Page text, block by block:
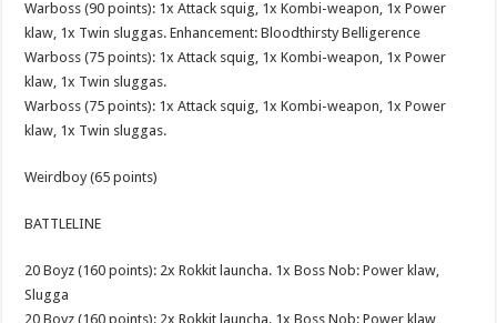
Warboss (90 points): 1x Attack squig, 1x Kombi-weapon, 1x Power
klaw, 1x Twin sluggas. Enhancement: Bloodthirsty Belligerence
Warboss (75 points): 1x Attack squig, 1x Kombi-weapon, 1x Power
klaw, 1x Twin sluggas.
Warboss (75 points): 1x Attack squig, 1x Kombi-weapon, 1x Power
klaw, 1x Twin sluggas.
Weirdboy (65 points)
BATTLELINE
20 Boyz (160 points): 2x Rokkit launcha. 1x Boss Nob: Power klaw,
Slugga
20 Boyz (160 points): 2x Rokkit launcha. 1x Boss Nob: Power klaw,